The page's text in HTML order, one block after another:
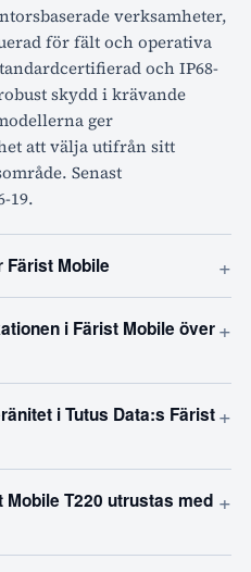
verksamheter,
för fält och operativa
och IP68-
skydd i krävande
ger
att välja utifrån sitt
Senast
19.
Färist Mobile +
i Färist Mobile över+
i Tutus Data:s Färist+
T220 utrustas med +